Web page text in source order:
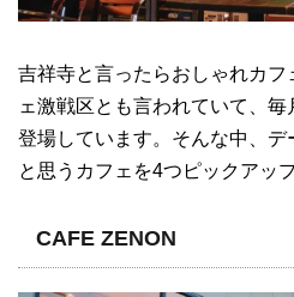
吉祥寺と言ったらおしゃれカ
ェ激戦区とも言われていて、
登場しています。そんな中、
と思うカフェを4つピックアッ
CAFE ZENON